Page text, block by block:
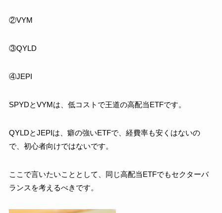
②VYM
③QYLD
④JEPI
SPYDとVYMは、低コストで王道の高配当ETFです。
QYLDとJEPIは、癖の強いETFで、経費率も安くはないの
で、初心者向けではないです。
ここで言いたいこととして、 同じ高配当ETFでもセクターバ
ランスを考えるべきです。